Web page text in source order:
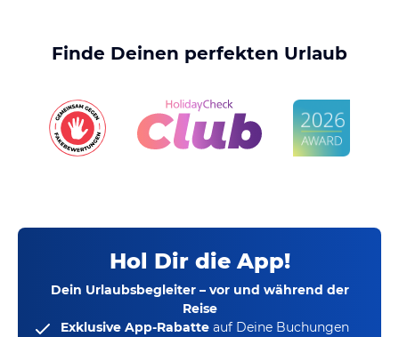
Finde Deinen perfekten Urlaub
Hol Dir die App!
Dein Urlaubsbegleiter – vor und während der
Reise
Exklusive App-Rabatte auf Deine Buchungen